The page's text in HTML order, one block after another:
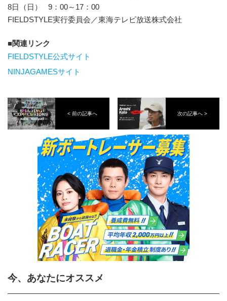
8日（日） 9：00～17：00
FIELDSTYLE実行委員会／東海テレビ放送株式会社
関連リンク
FIELDSTYLE公式サイト
NINJAGAMESサイト
< 前の記事へ 次の記事へ >
今、あなたにオススメ